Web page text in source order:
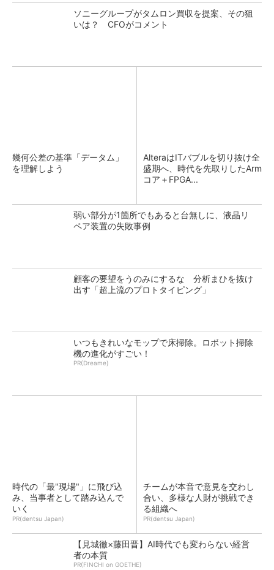
ソニーグループがタムロン買収を提案、その狙
いは？ CFOがコメント
幾何公差の基準「データム」
を理解しよう
AlteraはITバブルを切り抜け全
盛期へ、時代を先取りしたArm
コア＋FPGA...
弱い部分が1箇所でもあると台無しに、液晶リ
ペア装置の失敗事例
顧客の要望をうのみにするな 分析まひを抜け
出す「超上流のプロトタイピング」
いつもきれいなモップで床掃除。ロボット掃除
機の進化がすごい！
PR(Dreame)
時代の「最"現場"」に飛び込
み、当事者として踏み込んで
いく
PR(dentsu Japan)
チームが本音で意見を交わし
合い、多様な人財が挑戦でき
る組織へ
PR(dentsu Japan)
【見城徹×藤田晋】AI時代でも変わらない経営
者の本質
PR(FINCHI on GOETHE)